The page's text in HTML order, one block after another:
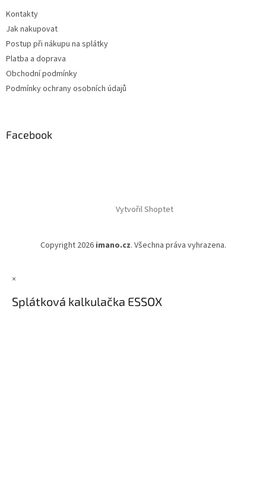
Kontakty
Jak nakupovat
Postup při nákupu na splátky
Platba a doprava
Obchodní podmínky
Podmínky ochrany osobních údajů
Facebook
Vytvořil Shoptet
Copyright 2026 imano.cz. Všechna práva vyhrazena.
×
Splátková kalkulačka ESSOX